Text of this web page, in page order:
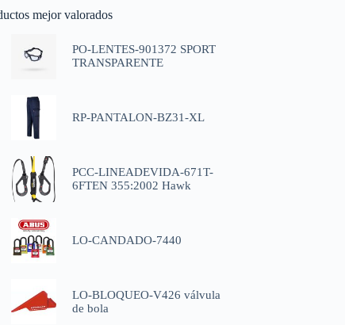
mejor valorados
PO-LENTES-901372 SPORT
TRANSPARENTE
RP-PANTALON-BZ31-XL
PCC-LINEADEVIDA-671T-
6FTEN 355:2002 Hawk
LO-CANDADO-7440
LO-BLOQUEO-V426 válvula
de bola